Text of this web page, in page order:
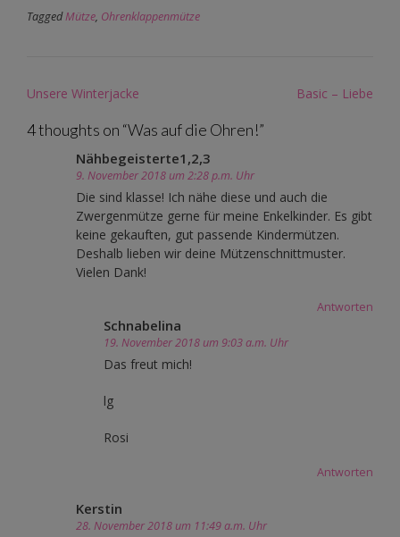
TaggedMütze, Ohrenklappenmütze
Post
Unsere Winterjacke Basic – Liebe
4 thoughts on “Was auf die Ohren!”
Nähbegeisterte1,2,3
9. November 2018 um 2:28 p.m. Uhr
Die sind klasse! Ich nähe diese und auch die
Zwergenmütze gerne für meine Enkelkinder. Es gibt
keine gekauften, gut passende Kindermützen.
Deshalb lieben wir deine Mützenschnittmuster.
Vielen Dank!
Antworten
Schnabelina
19. November 2018 um 9:03 a.m. Uhr
Das freut mich!
lg
Rosi
Antworten
Kerstin
28. November 2018 um 11:49 a.m. Uhr